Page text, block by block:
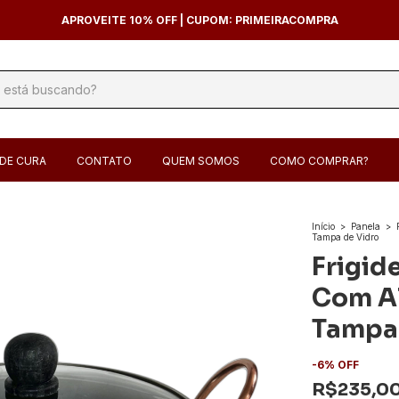
APROVEITE 10% OFF | CUPOM: PRIMEIRACOMPRA
CURA CONTATO QUEM SOMOS COMO COMPRAR?
Início > Panela >
Tampa de Vidro
Com
-6% OFF